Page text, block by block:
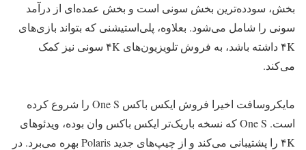
بخش، سودده‌ترین بخش سونی است و بخش عمده‌ای از درآمد
سونی را شامل می‌شود. بعلاوه، پلی‌استیشنی که بتواند بازی‌های
۴K داشته باشد، به فروش تلویزیون‌های ۴K سونی نیز کمک
می‌کند.
مایکروسافت اخیرا فروش ایکس باکس One S را شروع کرده
است. One S که نسخه باریک‌تر ایکس باکس وان بوده، ویدئوهای
۴K را پشتیبانی می‌کند و از چیپ‌های جدید Polaris بهره می‌برد. در